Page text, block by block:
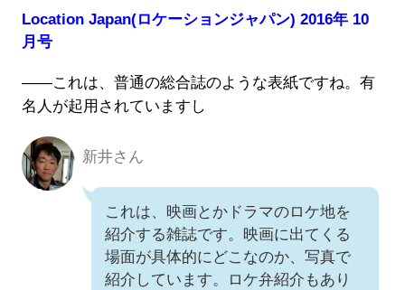
Location Japan(ロケーションジャパン) 2016年 10
月号
――これは、普通の総合誌のような表紙ですね。有
名人が起用されていますし
新井さん
新井さん
これは、映画とかドラマのロケ地を
紹介する雑誌です。映画に出てくる
場面が具体的にどこなのか、写真で
紹介しています。ロケ弁紹介もあり